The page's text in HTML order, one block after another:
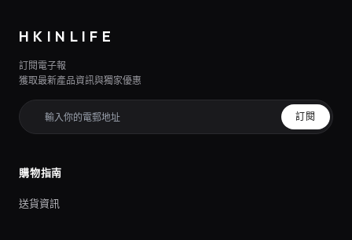
HKINLIFE
訂閱電子報
獲取最新產品資訊與獨家優惠
訂閱
購物指南
送貨資訊